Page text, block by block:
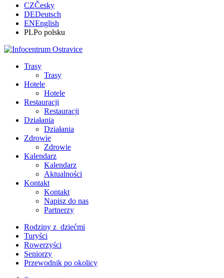
CZČesky
DEDeutsch
ENEnglish
PLPo polsku
Trasy
Trasy
Hotele
Hotele
Restauracji
Restauracji
Działania
Działania
Zdrowie
Zdrowie
Kalendarz
Kalendarz
Aktualności
Kontakt
Kontakt
Napisz do nas
Partnerzy
Rodziny z dziećmi
Turyści
Rowerzyści
Seniorzy
Przewodnik po okolicy